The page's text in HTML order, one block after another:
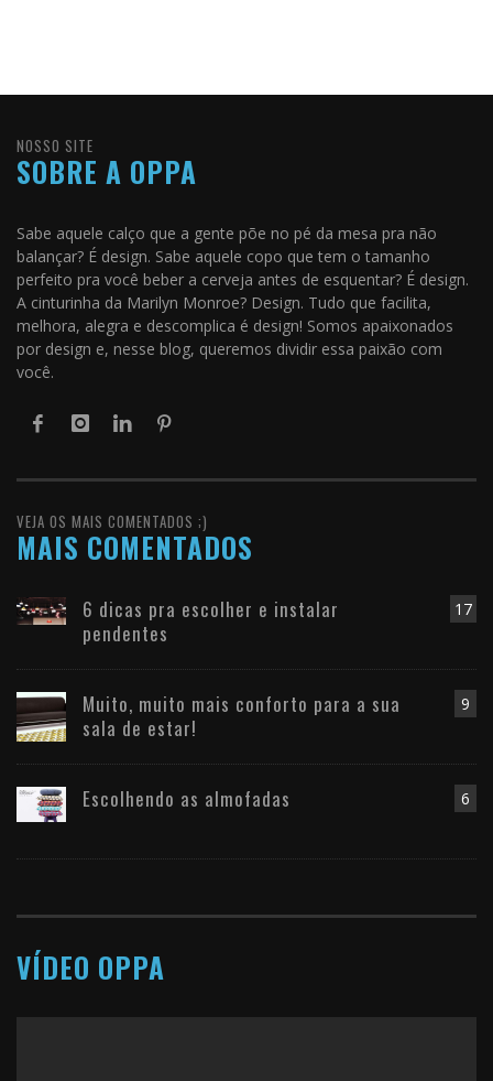
NOSSO SITE
SOBRE A OPPA
Sabe aquele calço que a gente põe no pé da mesa pra não
balançar? É design. Sabe aquele copo que tem o tamanho
perfeito pra você beber a cerveja antes de esquentar? É design.
A cinturinha da Marilyn Monroe? Design. Tudo que facilita,
melhora, alegra e descomplica é design! Somos apaixonados
por design e, nesse blog, queremos dividir essa paixão com
você.
VEJA OS MAIS COMENTADOS ;)
MAIS COMENTADOS
17
6 dicas pra escolher e instalar
pendentes
9
Muito, muito mais conforto para a sua
sala de estar!
6
Escolhendo as almofadas
VÍDEO OPPA